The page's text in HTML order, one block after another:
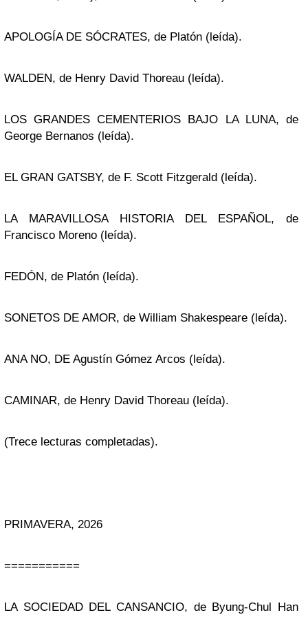
APOLOGÍA DE SÓCRATES, de Platón (leída).
WALDEN, de Henry David Thoreau (leída).
LOS GRANDES CEMENTERIOS BAJO LA LUNA, de
George Bernanos (leída).
EL GRAN GATSBY, de F. Scott Fitzgerald (leída).
LA MARAVILLOSA HISTORIA DEL ESPAÑOL, de
Francisco Moreno (leída).
FEDÓN, de Platón (leída).
SONETOS DE AMOR, de William Shakespeare (leída).
ANA NO, DE Agustín Gómez Arcos (leída).
CAMINAR, de Henry David Thoreau (leída).
(Trece lecturas completadas).
PRIMAVERA, 2026
===========
LA SOCIEDAD DEL CANSANCIO, de Byung-Chul Han